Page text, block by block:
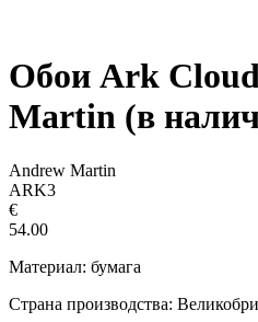
Обои Ark
Martin (в
Andrew Martin
ARK3
€
54.00
Материал: бумага
Страна производства: